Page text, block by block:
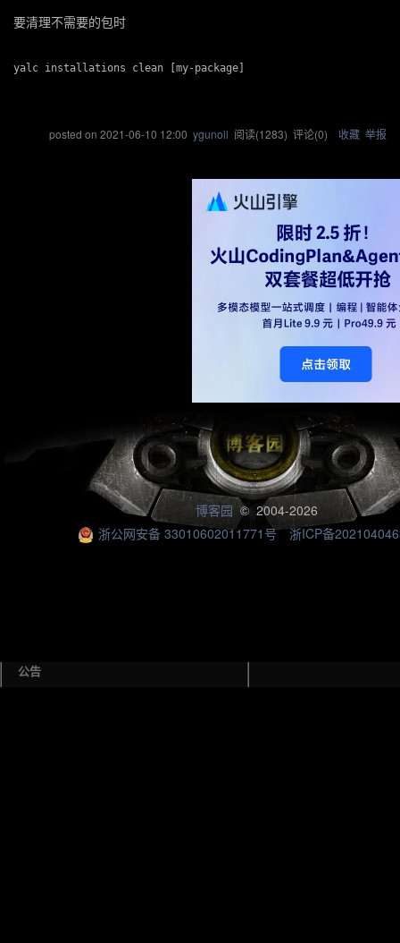
要清理不需要的包时
posted on 2021-06-10 12:00 ygunoil 阅读(1283) 评论(0) 收藏 举报
博客园 © 2004-2026
浙公网安备 33010602011771号
浙ICP备
公告